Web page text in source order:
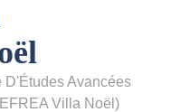
Avancées
Villa Noël)